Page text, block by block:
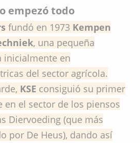
empezó todo
fundó en 1973 Kempen
, una pequeña
inicialmente en
del sector agrícola.
KSE consiguió su primer
el sector de los piensos
Diervoeding (que más
por De Heus), dando así